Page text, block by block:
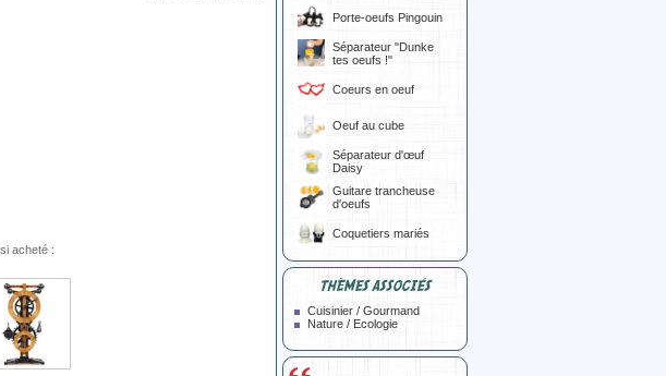
acheté :
Porte-oeufs Pingouin
Séparateur "Dunke
tes oeufs !"
Coeurs en oeuf
Oeuf au cube
Séparateur d'œuf
Daisy
Guitare trancheuse
d'oeufs
Coquetiers mariés
THÈMES ASSOCIÉS
Cuisinier / Gourmand
Nature / Ecologie